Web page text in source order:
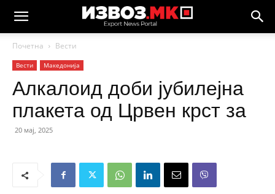
Почетна Вести
Вести Македонија
Алкалоид доби јубилејна
плакета од Црвен крст за
20 мај, 2025